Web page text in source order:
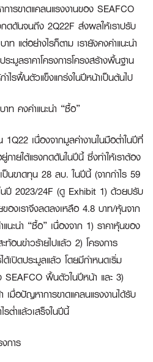
ารขาดแคลนแรงงานของ SEAFCO
กดดันจนถึง 2Q22F ส่งผลให้เราปรับ
ท แต่อย่างไรก็ตาม เรายังคงคำแนะนำ
ะมูลราคาโครงการโครงสร้างพื้นฐาน
ไรฟื้นตัวแข็งแกร่งในปีหน้าเป็นต้นไป
ท คงคำแนะนำ “ซื้อ”
เนื่องจากมูลค่างานในมือต่ำในปีที่
ภายใต้แรงกดดันในปีนี้ ซึ่งทำให้เราต้อง
ป็นขาดทุน 28 ลบ. ในปีนี้ (จากกำไร 59
ปี 2023/24F (ดู Exhibit 1) ด้วยปรับ
ของเราจึงลดลงเหลือ 4.8 บาท/หุ้นจาก
นะนำ “ซื้อ” เนื่องจาก 1) ราคาหุ้นของ
อนข่าวร้ายไปแล้ว 2) โครงการ
ด้เปิดประมูลแล้ว โดยมีกำหนดเริ่ม
SEAFCO ฟื้นตัวในปีหน้า และ 3)
เมื่อปัญหาการขาดแคลนแรงงานได้รับ
รต่ำแล้วเสร็จในปีนี้
การ